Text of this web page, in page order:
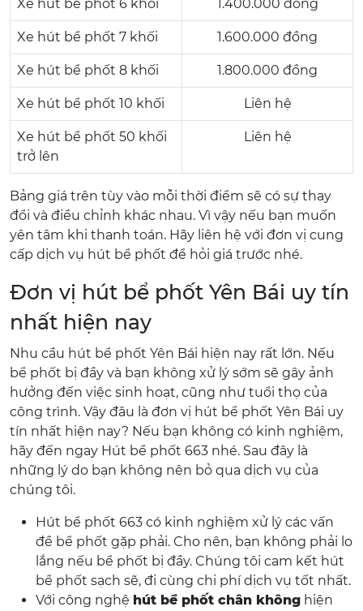
Xe hút bể phốt 6 khối 1.400.000 đồng
Xe hút bể phốt 7 khối 1.600.000 đồng
Xe hút bể phốt 8 khối 1.800.000 đồng
Xe hút bể phốt 10 khối Liên hệ
Xe hút bể phốt 50 khối
trở lên
Liên hệ
Bảng giá trên tùy vào mỗi thời điểm sẽ có sự thay
đổi và điều chỉnh khác nhau. Vì vậy nếu bạn muốn
yên tâm khi thanh toán. Hãy liên hệ với đơn vị cung
cấp dịch vụ hút bể phốt để hỏi giá trước nhé.
Đơn vị hút bể phốt Yên Bái uy tín
nhất hiện nay
Nhu cầu hút bể phốt Yên Bái hiện nay rất lớn. Nếu
bể phốt bị đầy và bạn không xử lý sớm sẽ gây ảnh
hưởng đến việc sinh hoạt, cũng như tuổi thọ của
công trình. Vậy đâu là đơn vị hút bể phốt Yên Bái uy
tín nhất hiện nay? Nếu bạn không có kinh nghiệm,
hãy đến ngay Hút bể phốt 663 nhé. Sau đây là
những lý do bạn không nên bỏ qua dịch vụ của
chúng tôi.
Hút bể phốt 663 có kinh nghiệm xử lý các vấn
đề bể phốt gặp phải. Cho nên, bạn không phải lo
lắng nếu bể phốt bị đầy. Chúng tôi cam kết hút
bể phốt sạch sẽ, đi cùng chi phí dịch vụ tốt nhất.
Với công nghệ hút bể phốt chân không hiện